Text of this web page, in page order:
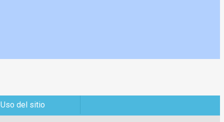
del sitio